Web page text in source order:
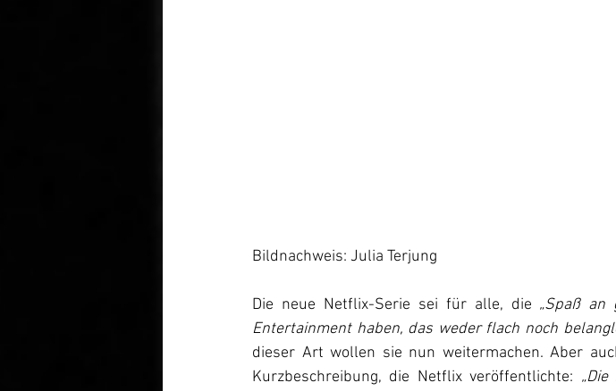
Bildnachweis: Julia Terjung
Die neue Netflix-Serie sei für alle, die „Spaß an
Entertainment haben, das weder flach noch
dieser Art wollen sie nun weitermachen. Aber
Kurzbeschreibung, die Netflix veröffentlichte: